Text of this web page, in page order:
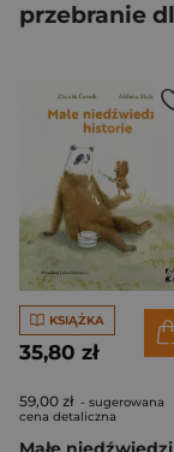
przebranie
KSIĄŻKA
35,80 zł
59,00 zł - sugerowana
cena detaliczna